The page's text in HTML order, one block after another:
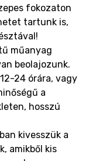
fokozaton
tartunk is,
műanyag
beolajozunk.
24 órára, vagy
a
hosszú
kivesszük a
amikből kis